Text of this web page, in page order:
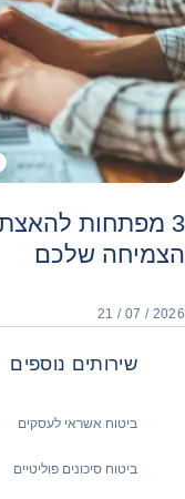
3 מפתחות
הצמיחה שלכם
21 / 07 / 2026
שירותים נוספים
ביטוח אשראי לעסקים
ביטוח סיכונים פוליטיים